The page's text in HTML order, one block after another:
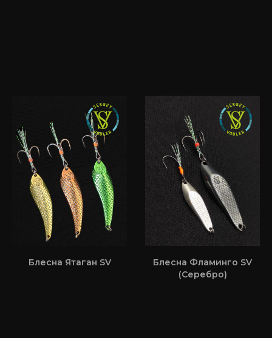
Блесна Ятаган SV
Блесна Фламинго SV
(Серебро)